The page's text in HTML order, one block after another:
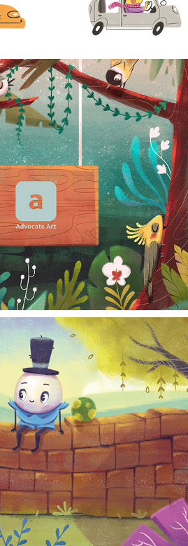
BIG NEWS!
DUMPTY RHYME